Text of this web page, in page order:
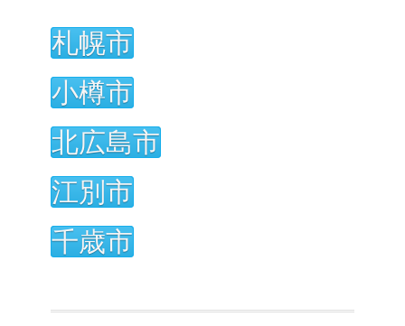
札幌市
小樽市
北広島市
江別市
千歳市